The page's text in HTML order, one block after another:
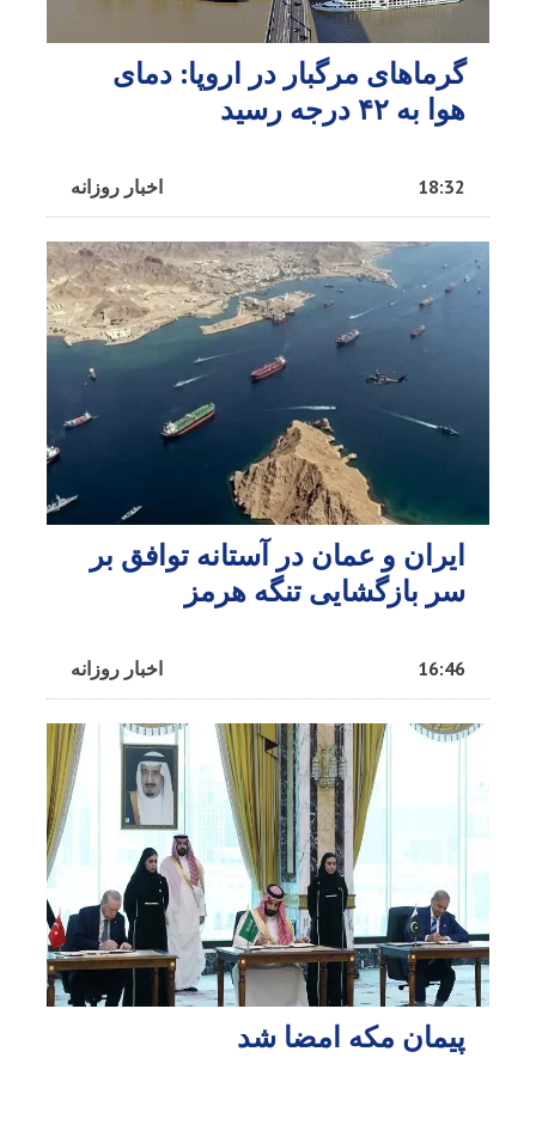
گرماهای مرگبار در اروپا: دمای
هوا به ۴۲ درجه رسید
اخبار روزانه 18:32
ایران و عمان در آستانه توافق بر
سر بازگشایی تنگه هرمز
اخبار روزانه 16:46
پیمان مکه امضا شد